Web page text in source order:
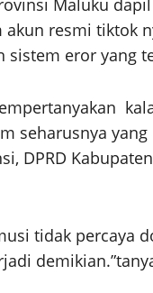
Maluku
resmi tiktok
sistem eror yang
seharusnya
DPRD
tidak percaya